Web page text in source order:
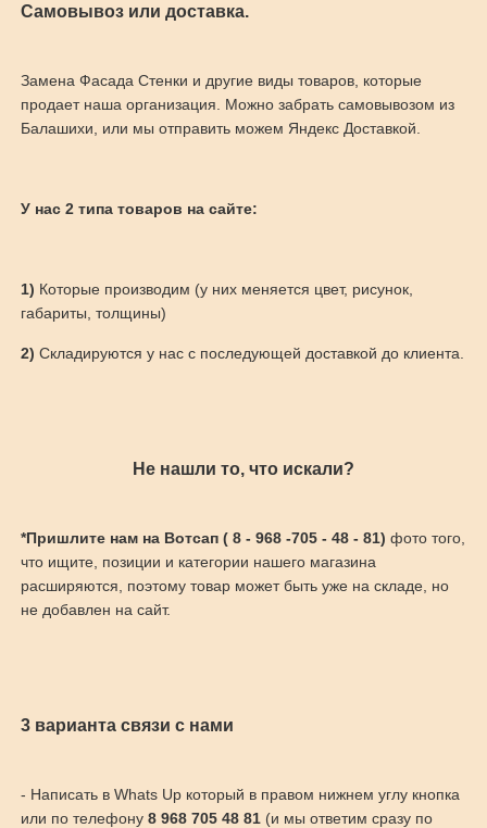
Самовывоз или доставка.
Замена Фасада Стенки и другие виды товаров, которые
продает наша организация. Можно забрать самовывозом из
Балашихи, или мы отправить можем Яндекс Доставкой.
У нас 2 типа товаров на сайте:
1) Которые производим (у них меняется цвет, рисунок,
габариты, толщины)
2) Складируются у нас с последующей доставкой до клиента.
Не нашли то, что искали?
*Пришлите нам на Вотсап ( 8 - 968 -705 - 48 - 81) фото того,
что ищите, позиции и категории нашего магазина
расширяются, поэтому товар может быть уже на складе, но
не добавлен на сайт.
3 варианта связи с нами
- Написать в Whats Up который в правом нижнем углу кнопка
или по телефону 8 968 705 48 81(и мы ответим сразу по